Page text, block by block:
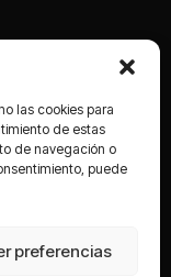
las cookies para
de estas
de navegación o
puede
preferencias